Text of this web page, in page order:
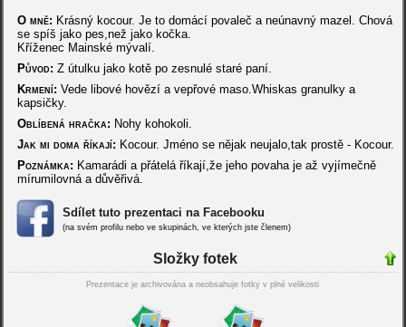
O mně: Krásný kocour. Je to domácí povaleč a neúnavný mazel. Chová
se spíš jako pes,než jako kočka.
Kříženec Mainské mývalí.
Původ: Z útulku jako kotě po zesnulé staré paní.
Krmení: Vede libové hovězí a vepřové maso.Whiskas granulky a
kapsičky.
Oblíbená hračka: Nohy kohokoli.
Jak mi doma říkají: Kocour. Jméno se nějak neujalo,tak prostě - Kocour.
Poznámka: Kamarádi a přátelá říkají,že jeho povaha je až vyjímečně
mírumilovná a důvěřivá.
Sdílet tuto prezentaci na Facebooku
(na svém profilu nebo ve skupinách, ve kterých jste členem)
Složky fotek
Prezentace je archivována a neobsahuje fotky v plné velikosti